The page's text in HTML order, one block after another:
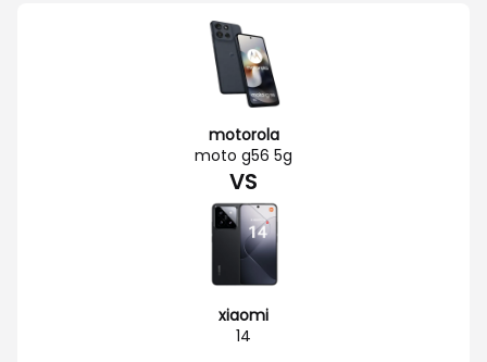
motorola
moto g56 5g
VS
xiaomi
14